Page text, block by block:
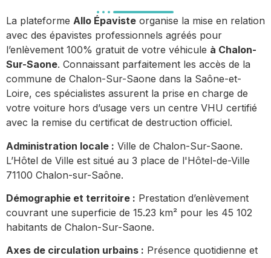
La plateforme Allo Épaviste organise la mise en relation
avec des épavistes professionnels agréés pour
l’enlèvement 100% gratuit de votre véhicule à Chalon-
Sur-Saone. Connaissant parfaitement les accès de la
commune de Chalon-Sur-Saone dans la Saône-et-
Loire, ces spécialistes assurent la prise en charge de
votre voiture hors d’usage vers un centre VHU certifié
avec la remise du certificat de destruction officiel.
Administration locale : Ville de Chalon-Sur-Saone.
L’Hôtel de Ville est situé au 3 place de l'Hôtel-de-Ville
71100 Chalon-sur-Saône.
Démographie et territoire : Prestation d’enlèvement
couvrant une superficie de 15.23 km² pour les 45 102
habitants de Chalon-Sur-Saone.
Axes de circulation urbains : Présence quotidienne et